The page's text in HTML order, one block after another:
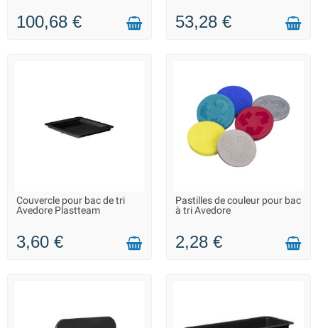
100,68 € 53,28 €
LIVRAISON 2 À 3 JOURS
Couvercle pour bac de tri
Avedore Plastteam
3,60 €
LIVRAISON 2 À 3 JOURS
Pastilles de couleur pour bac
à tri Avedore
2,28 €